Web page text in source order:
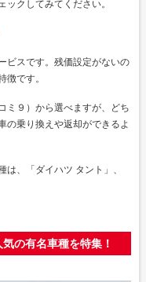
ビスです。残価設定がないの
です。
ミ９）から選べますが、どち
の乗り換えや返却ができるよ
、「ダイハツ タント」、
の有名車種を特集！